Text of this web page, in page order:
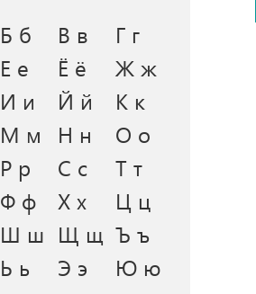
Б б В в
Г г
Е е Ё ё
Ж ж
И и Й й
К к
М м Н н
О о
Р р С с
Т т
Ф ф Х х
Ц ц
Ш ш Щ щ Ъ ъ
Ь ь Э э
Ю ю